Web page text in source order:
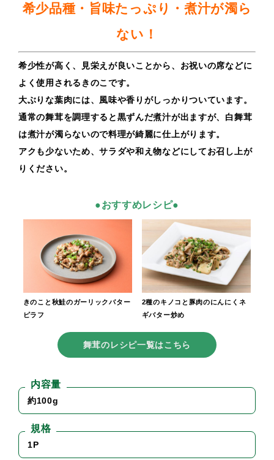
希少品種・旨味たっぷり・煮汁が濁ら
ない！
希少性が高く、見栄えが良いことから、お祝いの席などに
よく使用されるきのこです。
大ぶりな葉肉には、風味や香りがしっかりついています。
通常の舞茸を調理すると黒ずんだ煮汁が出ますが、白舞茸
は煮汁が濁らないので料理が綺麗に仕上がります。
アクも少ないため、サラダや和え物などにしてお召し上が
りください。
●おすすめレシピ●
きのこと秋鮭のガーリックバター
ピラフ
2種のキノコと豚肉のにんにくネ
ギバター炒め
舞茸のレシピ一覧はこちら
内容量
約100g
規格
1P